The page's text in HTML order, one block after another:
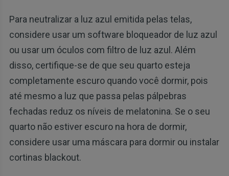
Para neutralizar a luz azul emitida pelas telas,
considere usar um software bloqueador de luz azul
ou usar um óculos com filtro de luz azul. Além
disso, certifique-se de que seu quarto esteja
completamente escuro quando você dormir, pois
até mesmo a luz que passa pelas pálpebras
fechadas reduz os níveis de melatonina. Se o seu
quarto não estiver escuro na hora de dormir,
considere usar uma máscara para dormir ou instalar
cortinas blackout.